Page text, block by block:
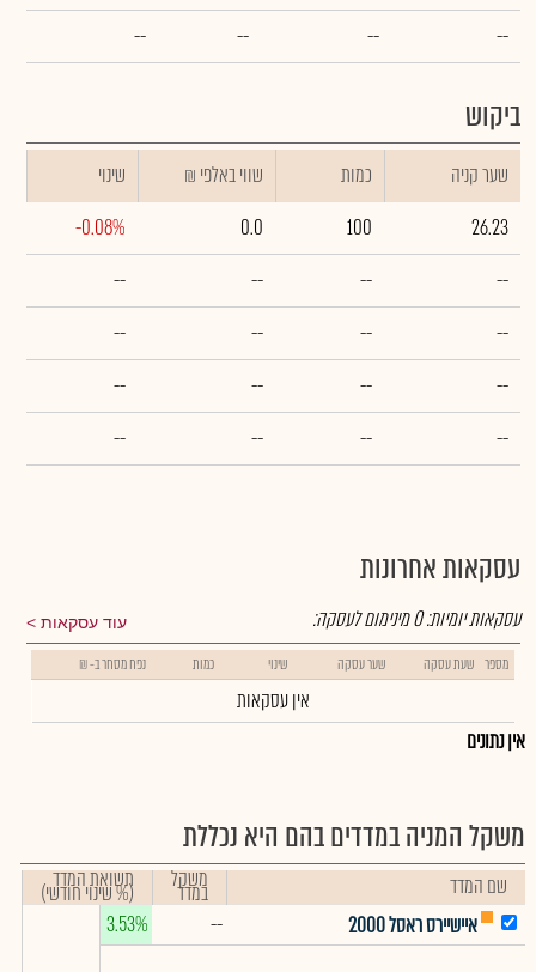
--
--
--
--
ביקוש
שער קניה כמות ₪ שווי באלפי
שינוי
26.23
100
0.0
-0.08%
--
--
--
--
--
--
--
--
--
--
--
--
--
--
--
--
עסקאות אחרונות
עוד עסקאות עסקאות יומיות:0מינימום לעסקה:
מספר שעת עסקה שער עסקה שינוי כמות נפח מסחר ב- ₪
אין עסקאות
אין נתונים
משקל המניה במדדים בהם היא נכללת
שם המדד משקל
במדד תשואת המדד
(% שינוי חודשי)
איישיירס ראסל 2000
--
3.53%